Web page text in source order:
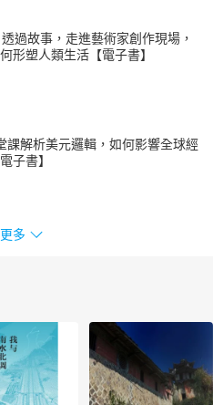
層面，也可應用於日常生活中；
程度、找出逃避問題的關鍵，更
通員工或管理者，本書都值得一
過故事，走進藝術家創作現場，
形塑人類生活【電子書】
課解析美元邏輯，如何影響全球經
子書】
多